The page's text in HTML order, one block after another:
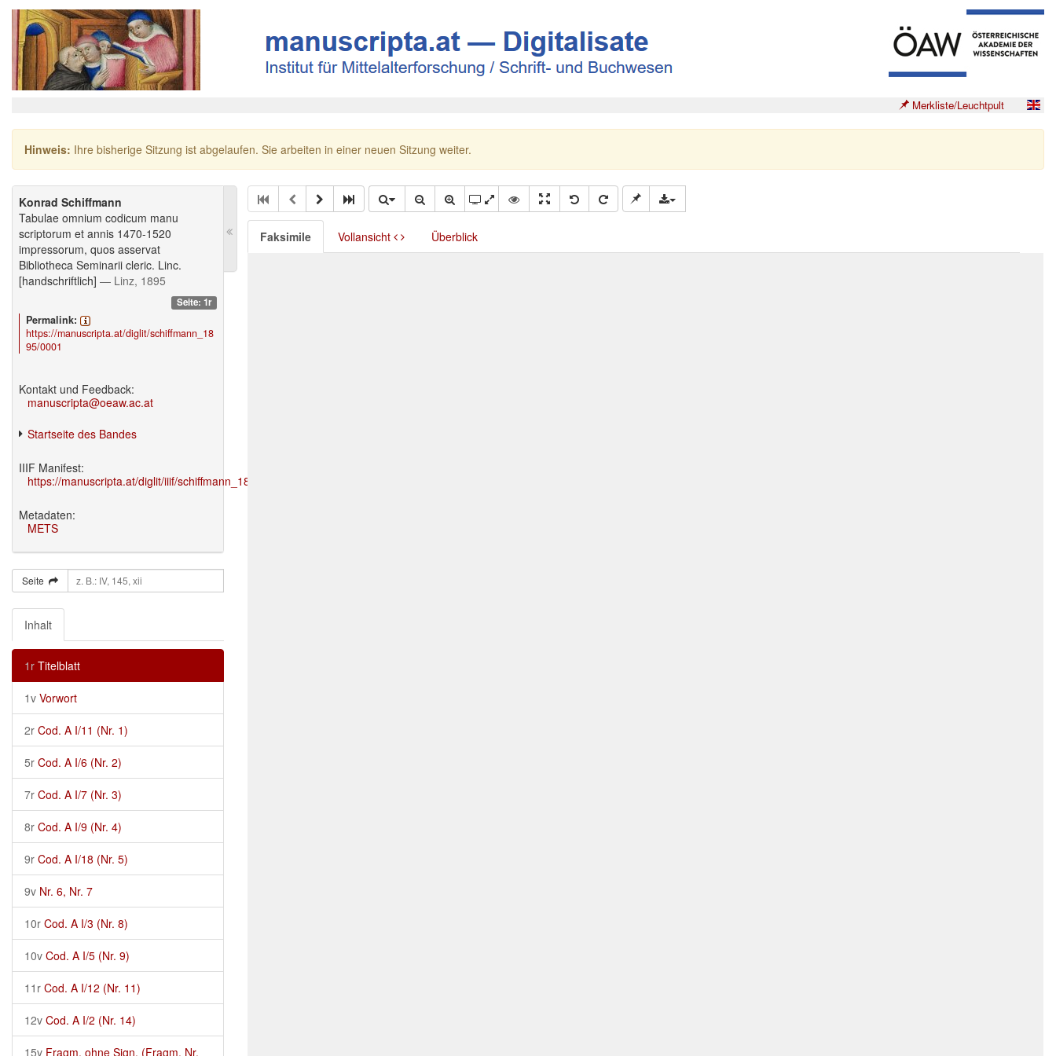
Merkliste/Leuchtpult
Hinweis: Ihre bisherige Sitzung ist abgelaufen. Sie arbeiten in einer neuen Sitzung weiter.
Konrad Schiffmann
Tabulae omnium codicum manu
scriptorum et annis 1470-1520
impressorum, quos asservat
Bibliotheca Seminarii cleric. Linc.
[handschriftlich] — Linz, 1895
Seite: 1r
Permalink:
https://manuscripta.at/diglit/schiffmann_18
95/0001
Kontakt und Feedback:
manuscripta@oeaw.ac.at
Startseite des Bandes
IIIF Manifest:
https://manuscripta.at/diglit/iiif/schiffmann_1895/manifest.json
Metadaten:
METS
Seite
Inhalt
1r Titelblatt
1v Vorwort
2r Cod. A I/11 (Nr. 1)
5r Cod. A I/6 (Nr. 2)
7r Cod. A I/7 (Nr. 3)
8r Cod. A I/9 (Nr. 4)
9r Cod. A I/18 (Nr. 5)
9v Nr. 6, Nr. 7
10r Cod. A I/3 (Nr. 8)
10v Cod. A I/5 (Nr. 9)
11r Cod. A I/12 (Nr. 11)
12v Cod. A I/2 (Nr. 14)
15v Fragm. ohne Sign. (Fragm. Nr.
Faksimile Vollansicht Überblick